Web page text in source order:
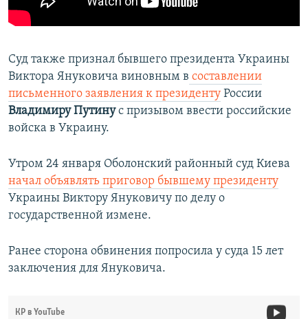
Суд также признал бывшего президента Украины
Виктора Януковича виновным в составлении
письменного заявления к президенту России
Владимиру Путинус призывом ввести российские
войска в Украину.
Утром 24 января Оболонский районный суд Киева ​
начал объявлять приговор бывшему президенту
Украины Виктору Януковичу по делу о
государственной измене.
Ранее сторона обвинения попросила у суда 15 лет
заключения для Януковича.
КР в YouTube